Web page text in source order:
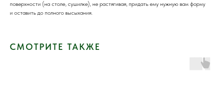
поверхности (на столе, сушилке), не растягивая, придать ему нужную вам форму
и оставить до полного высыхания.
СМОТРИТЕ ТАКЖЕ